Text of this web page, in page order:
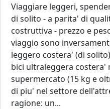
Viaggiare leggeri,
di solito - a parita' di
costruttiva - prezzo e
viaggio sono
leggero costera' (di
bici ultraleggera costera'
supermercato (15 kg e
di piu' nel settore
ragione: un...